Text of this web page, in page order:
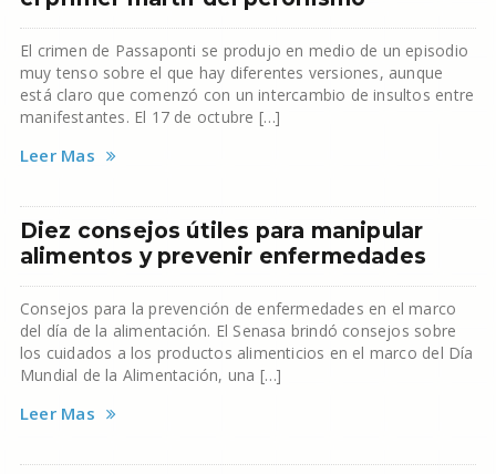
El crimen de Passaponti se produjo en medio de un episodio
muy tenso sobre el que hay diferentes versiones, aunque
está claro que comenzó con un intercambio de insultos entre
manifestantes. El 17 de octubre […]
Leer Mas
Diez consejos útiles para manipular
alimentos y prevenir enfermedades
Consejos para la prevención de enfermedades en el marco
del día de la alimentación. El Senasa brindó consejos sobre
los cuidados a los productos alimenticios en el marco del Día
Mundial de la Alimentación, una […]
Leer Mas